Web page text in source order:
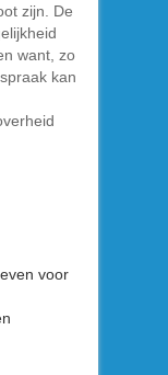
zijn. De
want, zo
kan
voor